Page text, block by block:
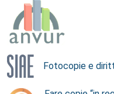
Fotocopie e